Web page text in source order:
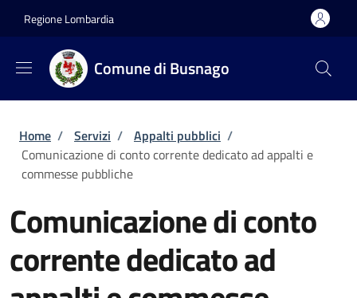
Regione Lombardia
Comune di Busnago
Briciole di pane
Home / Servizi / Appalti pubblici /
Comunicazione di conto corrente dedicato ad appalti e
commesse pubbliche
Comunicazione di conto
corrente dedicato ad